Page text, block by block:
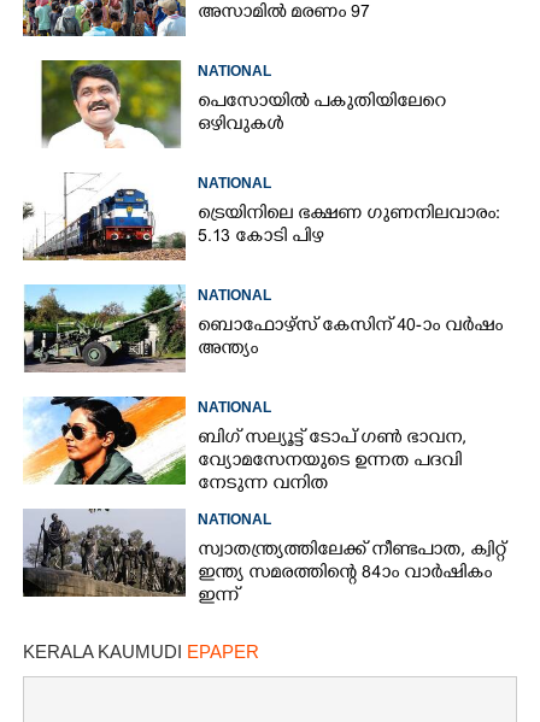
അസാമിൽ മരണം 97
NATIONAL
പെസോയിൽ പകുതിയിലേറെ
ഒഴിവുകൾ
NATIONAL
ട്രെയിനിലെ ഭക്ഷണ ഗുണനിലവാരം:
5.13 കോടി പിഴ
NATIONAL
ബൊഫോഴ്സ് കേസിന് 40-ാം വ‌ർഷം
അന്ത്യം
NATIONAL
ബിഗ് സല്യൂട്ട് ടോപ് ഗൺ ഭാവന,​
വ്യോമസേനയുടെ ഉന്നത പദവി
നേടുന്ന വനിത
NATIONAL
സ്വാതന്ത്ര്യത്തിലേക്ക് നീണ്ടപാത, ക്വിറ്റ്
ഇന്ത്യ സമരത്തിന്റെ 84ാം വാർഷികം
ഇന്ന്
KERALA KAUMUDI EPAPER